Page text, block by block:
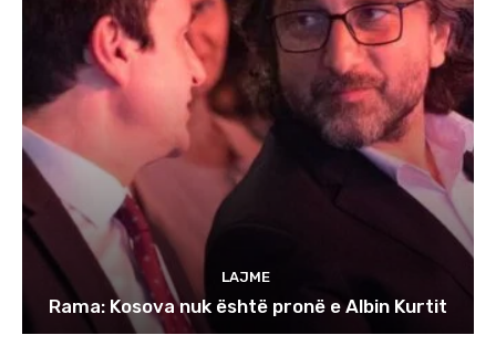
LAJME
Rama: Kosova nuk është pronë e Albin Kurtit